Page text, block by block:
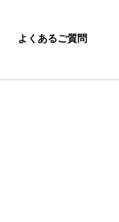
よくあるご質問